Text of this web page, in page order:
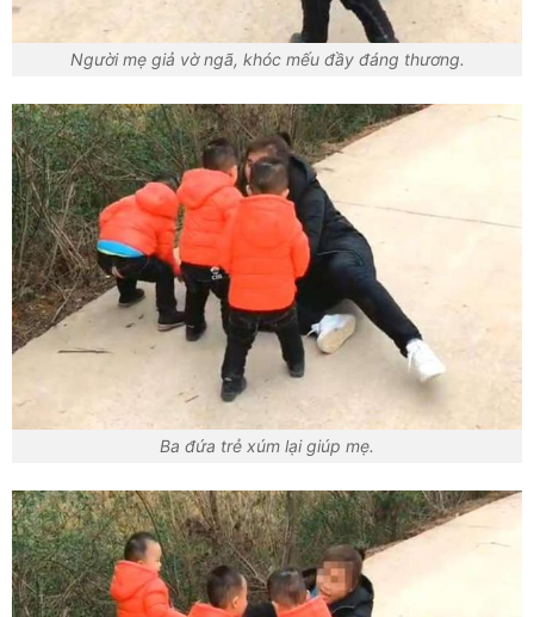
Người mẹ giả vờ ngã, khóc mếu đầy đáng thương.
Ba đứa trẻ xúm lại giúp mẹ.